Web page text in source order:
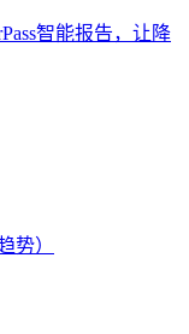
智能报告，让降
势）